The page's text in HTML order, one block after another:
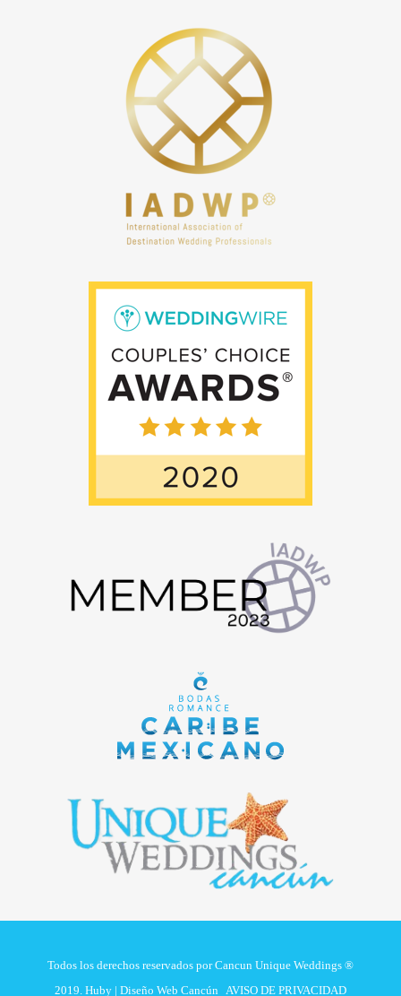
Todos los derechos reservados por Cancun Unique Weddings ®
2019. Huby | Diseño Web Cancún AVISO DE PRIVACIDAD